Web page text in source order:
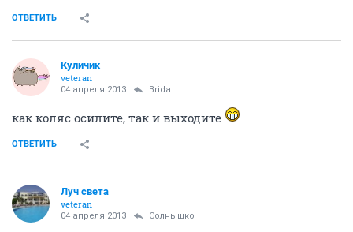
ОТВЕТИТЬ
Куличик
veteran
04 апреля 2013 Brida
как коляс осилите, так и выходите
ОТВЕТИТЬ
Луч света
veteran
04 апреля 2013 Солнышко